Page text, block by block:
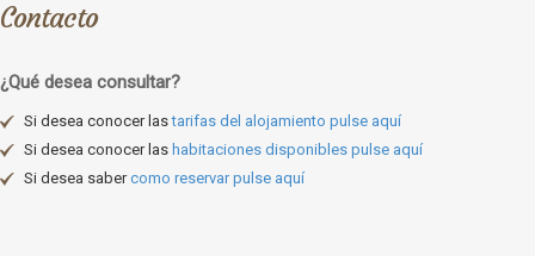
Contacto
¿Qué desea consultar?
Si desea conocer lastarifas del alojamiento pulse aquí
Si desea conocer las habitaciones disponibles pulse aquí
Si desea sabercomo reservar pulse aquí